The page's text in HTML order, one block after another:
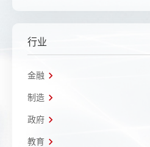
行业
金融
制造
政府
教育